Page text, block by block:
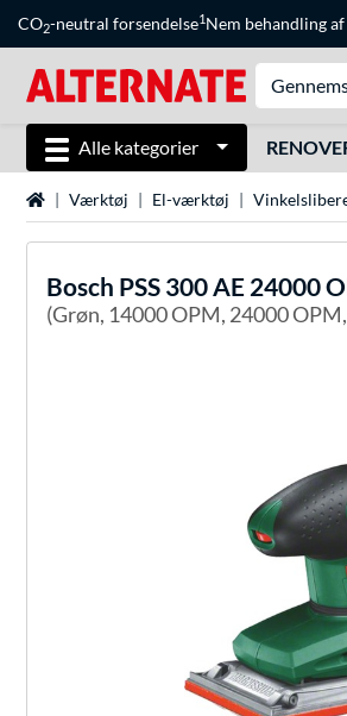
CO2-neutral forsendelse1Nem behandling
Alle kategorier
StartsideVærktøj El-værktøj
Bosch PSS 300 AE 24000
(Grøn, 14000 OPM, 24000